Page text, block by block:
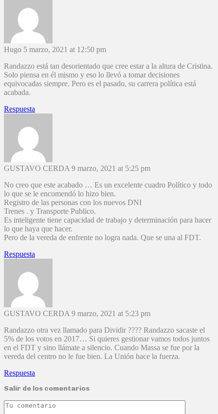
Hugo 5 marzo, 2021 at 12:50 pm
Randazzo está tan desorientado que cree estar a la altura de Cristina.
Solo piensa en él mismo y eso lo llevó a tomar decisiones
equivocadas siempre. Pero es el pasado, su carrera política está
acabada.
Respuesta
GUSTAVO CERDA 9 marzo, 2021 at 5:25 pm
No creo que este acabado … Es un excelente cuadro Político y todo
lo que se le encomendó lo hizo bien.
Registro de las personas con los nuevos DNI
Trenes . y Transporte Publico.
Es inteligente tiene capacidad de trabajo y determinación para hacer
lo que haya que hacer.
Pero de la vereda de enfrente no logra nada. Que se una al FDT.
Respuesta
GUSTAVO CERDA 9 marzo, 2021 at 5:23 pm
Randazzo otra vez llamado para Dividir ???? Randazzo sacaste el
5% de los votos en 2017… Si quieres gestionar vamos todos juntos
en el FDT y sino llámate a silencio. Cuando Massa se fue por la
vereda del centro no le fue bien. La Unión hace la fuerza.
Respuesta
Salir de los comentarios